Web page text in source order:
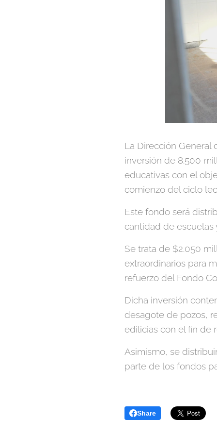
La Dirección General
inversión de 8.500
educativas con el
comienzo del ciclo
Este fondo será
cantidad de
Se trata de $2.050
extraordinarios para
refuerzo del Fondo
Dicha inversión
desagote de pozos,
edilicias con el fin de
Asimismo, se
parte de los fondos
Share